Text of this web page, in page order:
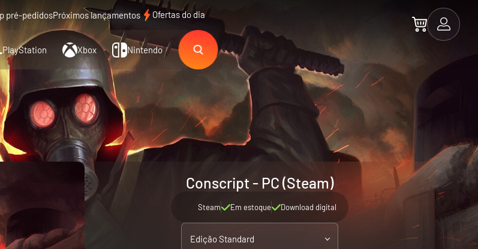
pré-pedidosPróximos lançamentos Ofertas do dia
PlayStation Xbox Nintendo
Conscript - PC (Steam)
Steam Em estoque Download digital
Edição Standard